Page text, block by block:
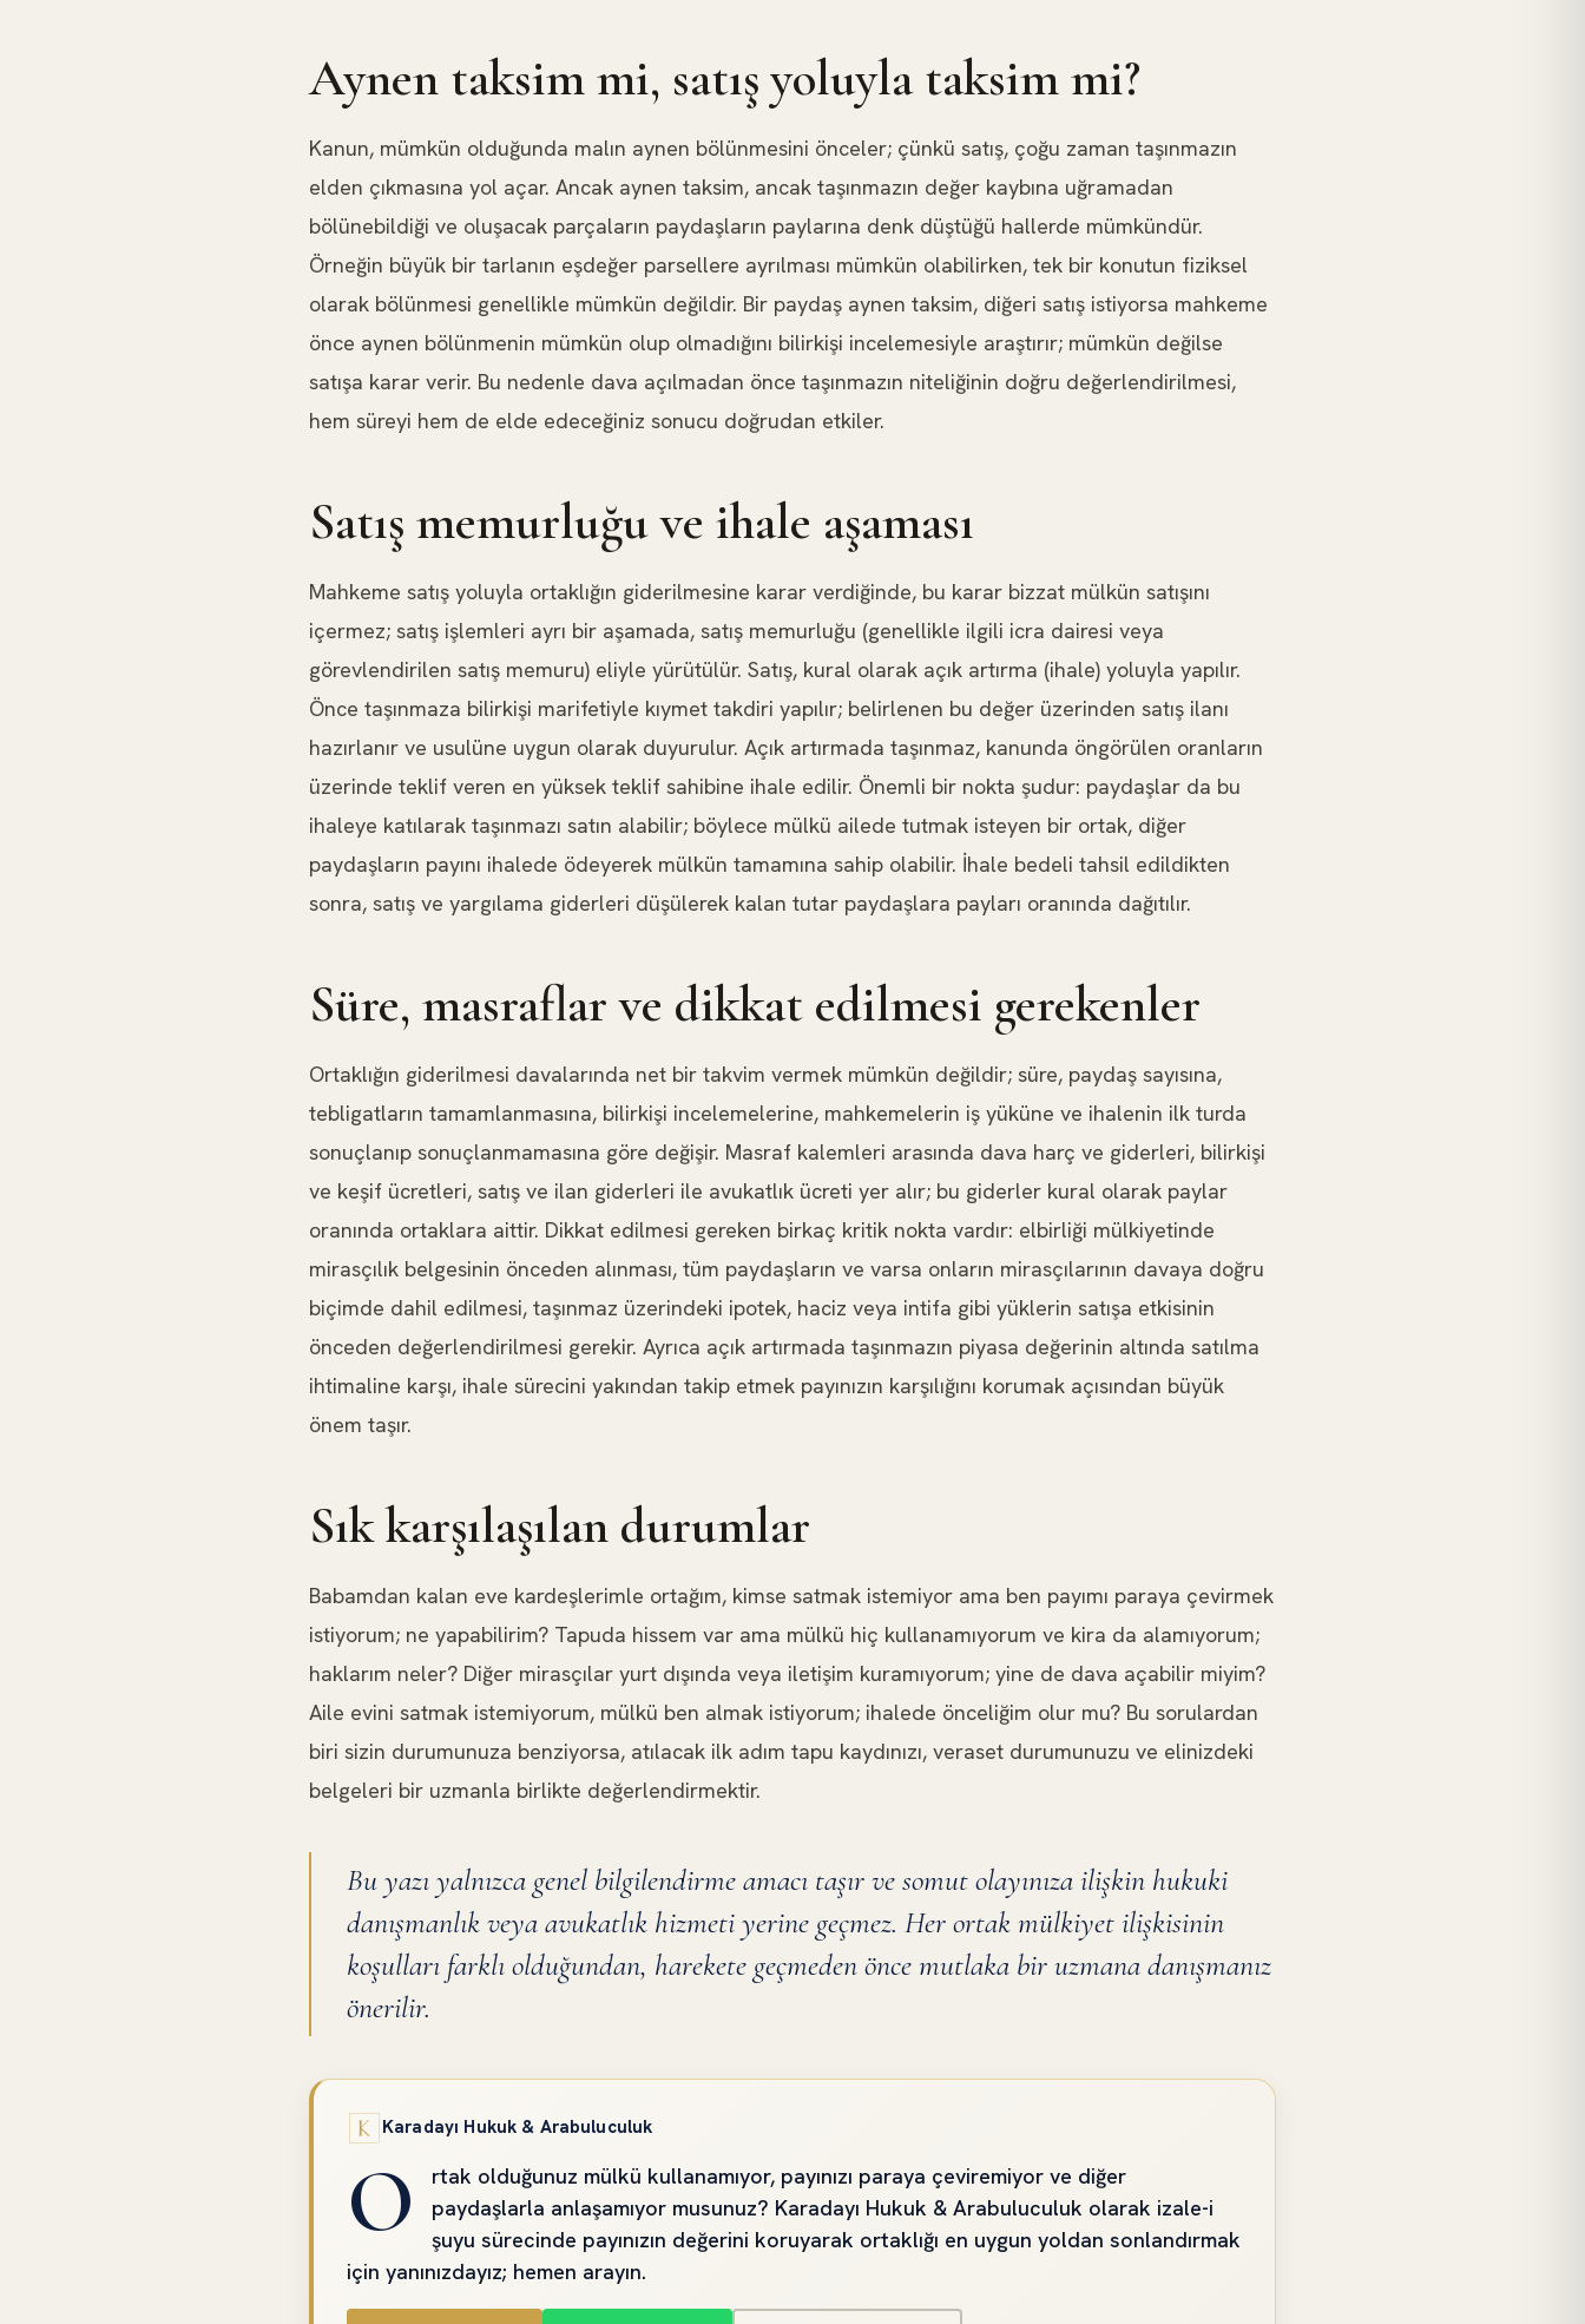
Aynen taksim mi, satış yoluyla taksim mi?
Kanun, mümkün olduğunda malın aynen bölünmesini önceler; çünkü satış, çoğu zaman taşınmazın
elden çıkmasına yol açar. Ancak aynen taksim, ancak taşınmazın değer kaybına uğramadan
bölünebildiği ve oluşacak parçaların paydaşların paylarına denk düştüğü hallerde mümkündür.
Örneğin büyük bir tarlanın eşdeğer parsellere ayrılması mümkün olabilirken, tek bir konutun fiziksel
olarak bölünmesi genellikle mümkün değildir. Bir paydaş aynen taksim, diğeri satış istiyorsa mahkeme
önce aynen bölünmenin mümkün olup olmadığını bilirkişi incelemesiyle araştırır; mümkün değilse
satışa karar verir. Bu nedenle dava açılmadan önce taşınmazın niteliğinin doğru değerlendirilmesi,
hem süreyi hem de elde edeceğiniz sonucu doğrudan etkiler.
Satış memurluğu ve ihale aşaması
Mahkeme satış yoluyla ortaklığın giderilmesine karar verdiğinde, bu karar bizzat mülkün satışını
içermez; satış işlemleri ayrı bir aşamada, satış memurluğu (genellikle ilgili icra dairesi veya
görevlendirilen satış memuru) eliyle yürütülür. Satış, kural olarak açık artırma (ihale) yoluyla yapılır.
Önce taşınmaza bilirkişi marifetiyle kıymet takdiri yapılır; belirlenen bu değer üzerinden satış ilanı
hazırlanır ve usulüne uygun olarak duyurulur. Açık artırmada taşınmaz, kanunda öngörülen oranların
üzerinde teklif veren en yüksek teklif sahibine ihale edilir. Önemli bir nokta şudur: paydaşlar da bu
ihaleye katılarak taşınmazı satın alabilir; böylece mülkü ailede tutmak isteyen bir ortak, diğer
paydaşların payını ihalede ödeyerek mülkün tamamına sahip olabilir. İhale bedeli tahsil edildikten
sonra, satış ve yargılama giderleri düşülerek kalan tutar paydaşlara payları oranında dağıtılır.
Süre, masraflar ve dikkat edilmesi gerekenler
Ortaklığın giderilmesi davalarında net bir takvim vermek mümkün değildir; süre, paydaş sayısına,
tebligatların tamamlanmasına, bilirkişi incelemelerine, mahkemelerin iş yüküne ve ihalenin ilk turda
sonuçlanıp sonuçlanmamasına göre değişir. Masraf kalemleri arasında dava harç ve giderleri, bilirkişi
ve keşif ücretleri, satış ve ilan giderleri ile avukatlık ücreti yer alır; bu giderler kural olarak paylar
oranında ortaklara aittir. Dikkat edilmesi gereken birkaç kritik nokta vardır: elbirliği mülkiyetinde
mirasçılık belgesinin önceden alınması, tüm paydaşların ve varsa onların mirasçılarının davaya doğru
biçimde dahil edilmesi, taşınmaz üzerindeki ipotek, haciz veya intifa gibi yüklerin satışa etkisinin
önceden değerlendirilmesi gerekir. Ayrıca açık artırmada taşınmazın piyasa değerinin altında satılma
ihtimaline karşı, ihale sürecini yakından takip etmek payınızın karşılığını korumak açısından büyük
önem taşır.
Sık karşılaşılan durumlar
Babamdan kalan eve kardeşlerimle ortağım, kimse satmak istemiyor ama ben payımı paraya çevirmek
istiyorum; ne yapabilirim? Tapuda hissem var ama mülkü hiç kullanamıyorum ve kira da alamıyorum;
haklarım neler? Diğer mirasçılar yurt dışında veya iletişim kuramıyorum; yine de dava açabilir miyim?
Aile evini satmak istemiyorum, mülkü ben almak istiyorum; ihalede önceliğim olur mu? Bu sorulardan
biri sizin durumunuza benziyorsa, atılacak ilk adım tapu kaydınızı, veraset durumunuzu ve elinizdeki
belgeleri bir uzmanla birlikte değerlendirmektir.
Bu yazı yalnızca genel bilgilendirme amacı taşır ve somut olayınıza ilişkin hukuki
danışmanlık veya avukatlık hizmeti yerine geçmez. Her ortak mülkiyet ilişkisinin
koşulları farklı olduğundan, harekete geçmeden önce mutlaka bir uzmana danışmanız
önerilir.
Karadayı Hukuk & Arabuluculuk
O
rtak olduğunuz mülkü kullanamıyor, payınızı paraya çeviremiyor ve diğer
paydaşlarla anlaşamıyor musunuz? Karadayı Hukuk & Arabuluculuk olarak izale-i
şuyu sürecinde payınızın değerini koruyarak ortaklığı en uygun yoldan sonlandırmak
için yanınızdayız; hemen arayın.